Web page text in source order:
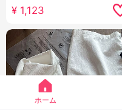
小柄 ストレート フロア
カジュアルパンツ 女性
¥ 1,123
ホーム